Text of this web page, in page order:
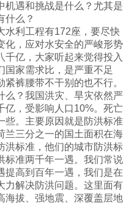
机遇和挑战是什么？尤其是
什么？
水利工程有172座，要尽快
化，应对水安全的严峻形势
千亿，大家听起来觉得投入
国家需求比，是严重不足
裤腰带不干别的也不行。
么？我国洪灾、旱灾依然严
亿，受影响人口10%。死亡
些。主要原因就是防洪标准
兰三分之一的国土面积在海
洪标准，他们的城市防洪标
标准两千年一遇。我们常说
提高到百年一遇，我们是在
力解决防洪问题。这里面有
海拔、强地震、深覆盖层地